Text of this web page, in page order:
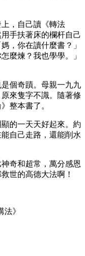
，自己讀《轉法
手扶著床的欄杆自己
，你在讀什麼書？」
麼煉？我也學學。」
個奇蹟。母親一九九
來隻字不識。隨著修
整本書了。
的一天天好起來。約
自己走路，還能削水
奇和超常，萬分感恩
世的高德大法啊！
》